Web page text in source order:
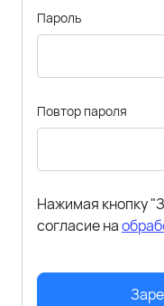
Пароль
Повтор пароля
Нажимая кнопку
согласие на